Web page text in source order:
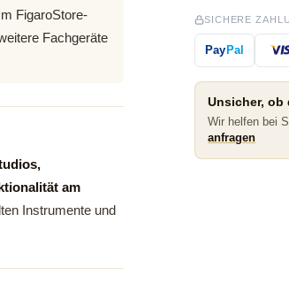
FigaroStore-
Fachgeräte
am
Instrumente und
SICHERE
PayPal
Unsicher, ob
Wir helfen bei
anfragen